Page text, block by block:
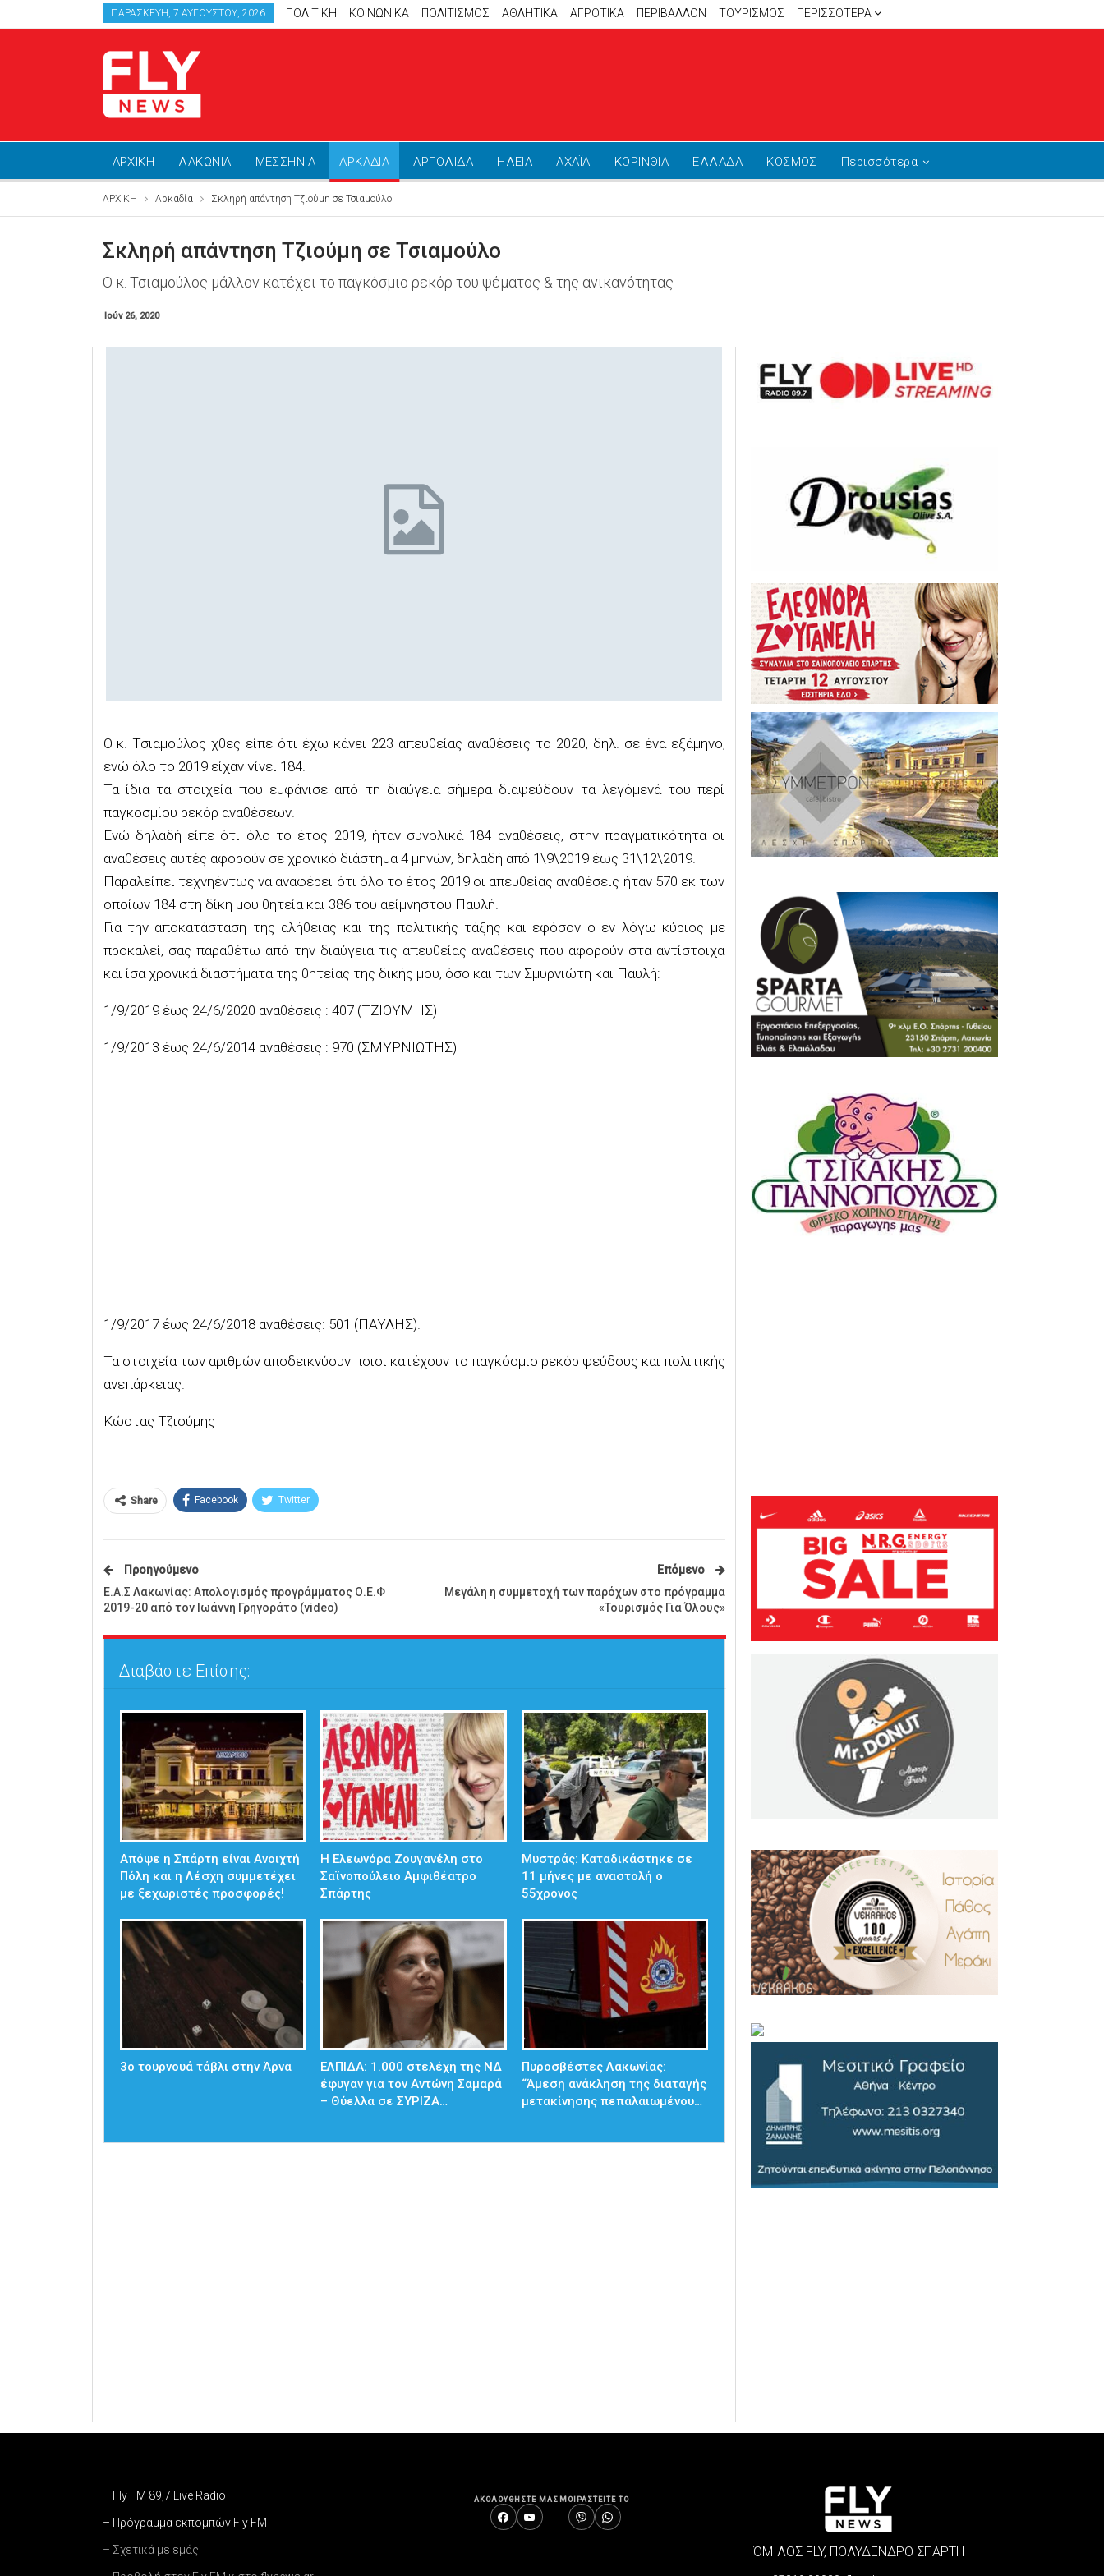
ΠΑΡΑΣΚΕΥΉ, 7 ΑΥΓΟΎΣΤΟΥ, 2026 ΠΟΛΙΤΙΚΗ ΚΟΙΝΩΝΙΚΑ ΠΟΛΙΤΙΣΜΟΣ ΑΘΛΗΤΙΚΆ ΑΓΡΟΤΙΚΑ ΠΕΡΙΒΑΛΛΟΝ ΤΟΥΡΙΣΜΟΣ ΠΕΡΙΣΣΌΤΕΡΑ
ΑΡΧΙΚΗ ΛΑΚΩΝΙΑ ΜΕΣΣΗΝΙΑ ΑΡΚΑΔΙΑ ΑΡΓΟΛΙΔΑ ΗΛΕΙΑ ΑΧΑΪΑ ΚΟΡΙΝΘΙΑ ΕΛΛΑΔΑ ΚΟΣΜΟΣ Περισσότερα
ΑΡΧΙΚΗ Αρκαδία Σκληρή απάντηση Τζιούμη σε Τσιαμούλο
Σκληρή απάντηση Τζιούμη σε Τσιαμούλο
Ο κ. Τσιαμούλος μάλλον κατέχει το παγκόσμιο ρεκόρ του ψέματος & της ανικανότητας
Ιούν 26, 2020
Ο κ. Τσιαμούλος χθες είπε ότι έχω κάνει 223 απευθείας αναθέσεις το 2020, δηλ. σε ένα εξάμηνο,
ενώ όλο το 2019 είχαν γίνει 184.
Τα ίδια τα στοιχεία που εμφάνισε από τη διαύγεια σήμερα διαψεύδουν τα λεγόμενά του περί
παγκοσμίου ρεκόρ αναθέσεων.
Ενώ δηλαδή είπε ότι όλο το έτος 2019, ήταν συνολικά 184 αναθέσεις, στην πραγματικότητα οι
αναθέσεις αυτές αφορούν σε χρονικό διάστημα 4 μηνών, δηλαδή από 1\9\2019 έως 31\12\2019.
Παραλείπει τεχνηέντως να αναφέρει ότι όλο το έτος 2019 οι απευθείας αναθέσεις ήταν 570 εκ των
οποίων 184 στη δίκη μου θητεία και 386 του αείμνηστου Παυλή.
Για την αποκατάσταση της αλήθειας και της πολιτικής τάξης και εφόσον ο εν λόγω κύριος με
προκαλεί, σας παραθέτω από την διαύγεια τις απευθείας αναθέσεις που αφορούν στα αντίστοιχα
και ίσα χρονικά διαστήματα της θητείας της δικής μου, όσο και των Σμυρνιώτη και Παυλή:
1/9/2019 έως 24/6/2020 αναθέσεις : 407 (ΤΖΙΟΥΜΗΣ)
1/9/2013 έως 24/6/2014 αναθέσεις : 970 (ΣΜΥΡΝΙΩΤΗΣ)
1/9/2017 έως 24/6/2018 αναθέσεις: 501 (ΠΑΥΛΗΣ).
Τα στοιχεία των αριθμών αποδεικνύουν ποιοι κατέχουν το παγκόσμιο ρεκόρ ψεύδους και πολιτικής
ανεπάρκειας.
Κώστας Τζιούμης
Share Facebook Twitter
Προηγούμενο
Ε.Α.Σ Λακωνίας: Απολογισμός προγράμματος Ο.Ε.Φ
2019-20 από τον Ιωάννη Γρηγοράτο (video)
Επόμενο
Μεγάλη η συμμετοχή των παρόχων στο πρόγραμμα
«Τουρισμός Για Όλους»
Διαβάστε Επίσης:
Απόψε η Σπάρτη είναι Ανοιχτή
Πόλη και η Λέσχη συμμετέχει
με ξεχωριστές προσφορές!
Η Ελεωνόρα Ζουγανέλη στο
Σαϊνοπούλειο Αμφιθέατρο
Σπάρτης
Μυστράς: Καταδικάστηκε σε
11 μήνες με αναστολή ο
55χρονος
3ο τουρνουά τάβλι στην Άρνα
ΕΛΠΙΔΑ: 1.000 στελέχη της ΝΔ
έφυγαν για τον Αντώνη Σαμαρά
– Θύελλα σε ΣΥΡΙΖΑ…
Πυροσβέστες Λακωνίας:
“Άμεση ανάκληση της διαταγής
μετακίνησης πεπαλαιωμένου…
– Fly FM 89,7 Live Radio
– Πρόγραμμα εκπομπών Fly FM
– Σχετικά με εμάς
ΑΚΟΛΟΥΘΗΣΤΕ ΜΑΣ ΜΟΙΡΑΣΤΕΙΤΕ ΤΟ
ΌΜΙΛΟΣ FLY, ΠΟΛΥΔΕΝΔΡΟ ΣΠΑΡΤΗ